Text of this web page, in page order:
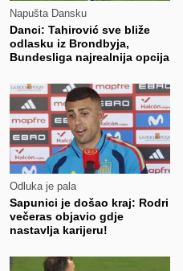
Napušta Dansku
Danci: Tahirović sve bliže
odlasku iz Brondbyja,
Bundesliga najrealnija opcija
Odluka je pala
Sapunici je došao kraj: Rodri
večeras objavio gdje
nastavlja karijeru!